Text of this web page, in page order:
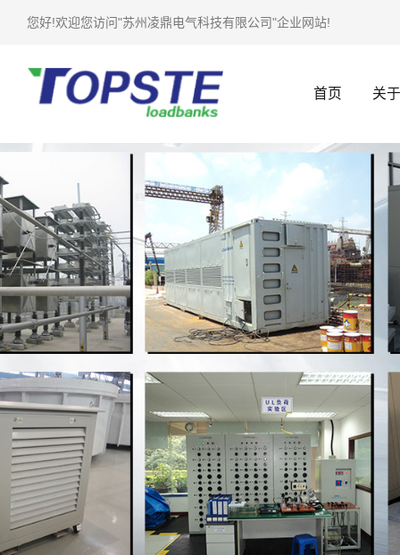
您好!欢迎您访问"苏州凌鼎电气科技有限公司"企业网站!
首页 关